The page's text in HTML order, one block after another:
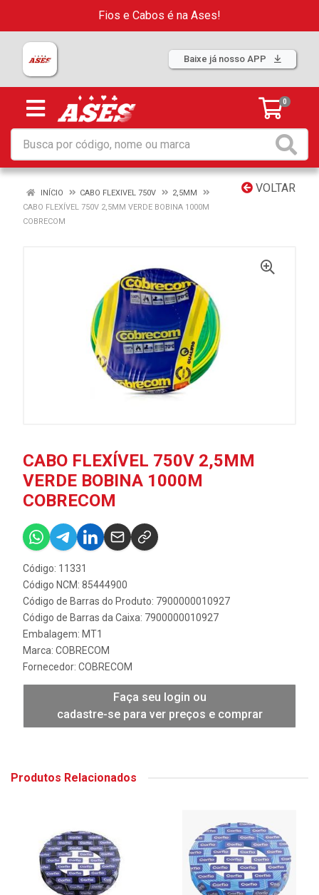
Fios e Cabos é na Ases!
Baixe já nosso APP
0
VOLTAR
INÍCIO CABO FLEXIVEL 750V
2,5MM
CABO FLEXÍVEL 750V 2,5MM VERDE BOBINA 1000M
COBRECOM
CABO FLEXÍVEL 750V 2,5MM
VERDE BOBINA 1000M
COBRECOM
Código: 11331
Código NCM: 85444900
Código de Barras do Produto: 7900000010927
Código de Barras da Caixa: 7900000010927
Embalagem: MT1
Marca: COBRECOM
Fornecedor: COBRECOM
Faça seu login ou
cadastre-se para ver preços e comprar
Produtos Relacionados